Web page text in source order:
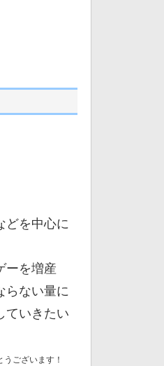
どを中心に
ーを増産
らない量に
ていきたい
ございます！